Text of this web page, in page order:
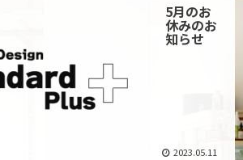
5月のお
休みのお
知らせ
2023.05.11